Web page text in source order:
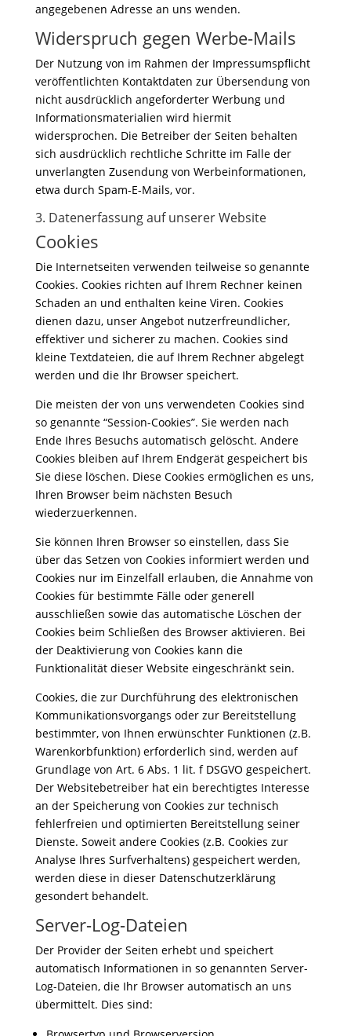
angegebenen Adresse an uns wenden.
Widerspruch gegen Werbe-Mails
Der Nutzung von im Rahmen der Impressumspflicht
veröffentlichten Kontaktdaten zur Übersendung von
nicht ausdrücklich angeforderter Werbung und
Informationsmaterialien wird hiermit
widersprochen. Die Betreiber der Seiten behalten
sich ausdrücklich rechtliche Schritte im Falle der
unverlangten Zusendung von Werbeinformationen,
etwa durch Spam-E-Mails, vor.
3. Datenerfassung auf unserer Website
Cookies
Die Internetseiten verwenden teilweise so genannte
Cookies. Cookies richten auf Ihrem Rechner keinen
Schaden an und enthalten keine Viren. Cookies
dienen dazu, unser Angebot nutzerfreundlicher,
effektiver und sicherer zu machen. Cookies sind
kleine Textdateien, die auf Ihrem Rechner abgelegt
werden und die Ihr Browser speichert.
Die meisten der von uns verwendeten Cookies sind
so genannte “Session-Cookies”. Sie werden nach
Ende Ihres Besuchs automatisch gelöscht. Andere
Cookies bleiben auf Ihrem Endgerät gespeichert bis
Sie diese löschen. Diese Cookies ermöglichen es uns,
Ihren Browser beim nächsten Besuch
wiederzuerkennen.
Sie können Ihren Browser so einstellen, dass Sie
über das Setzen von Cookies informiert werden und
Cookies nur im Einzelfall erlauben, die Annahme von
Cookies für bestimmte Fälle oder generell
ausschließen sowie das automatische Löschen der
Cookies beim Schließen des Browser aktivieren. Bei
der Deaktivierung von Cookies kann die
Funktionalität dieser Website eingeschränkt sein.
Cookies, die zur Durchführung des elektronischen
Kommunikationsvorgangs oder zur Bereitstellung
bestimmter, von Ihnen erwünschter Funktionen (z.B.
Warenkorbfunktion) erforderlich sind, werden auf
Grundlage von Art. 6 Abs. 1 lit. f DSGVO gespeichert.
Der Websitebetreiber hat ein berechtigtes Interesse
an der Speicherung von Cookies zur technisch
fehlerfreien und optimierten Bereitstellung seiner
Dienste. Soweit andere Cookies (z.B. Cookies zur
Analyse Ihres Surfverhaltens) gespeichert werden,
werden diese in dieser Datenschutzerklärung
gesondert behandelt.
Server-Log-Dateien
Der Provider der Seiten erhebt und speichert
automatisch Informationen in so genannten Server-
Log-Dateien, die Ihr Browser automatisch an uns
übermittelt. Dies sind: